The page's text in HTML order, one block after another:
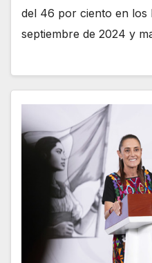
del 46 por ciento en los
septiembre de 2024 y